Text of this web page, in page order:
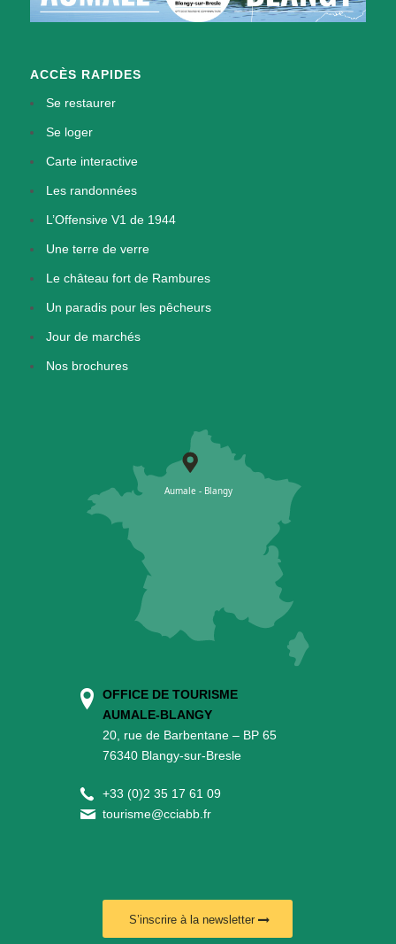
ACCÈS RAPIDES
Se restaurer
Se loger
Carte interactive
Les randonnées
L’Offensive V1 de 1944
Une terre de verre
Le château fort de Rambures
Un paradis pour les pêcheurs
Jour de marchés
Nos brochures
OFFICE DE TOURISME
AUMALE-BLANGY
20, rue de Barbentane – BP 65
76340 Blangy-sur-Bresle
+33 (0)2 35 17 61 09
tourisme@cciabb.fr
S’inscrire à la newsletter